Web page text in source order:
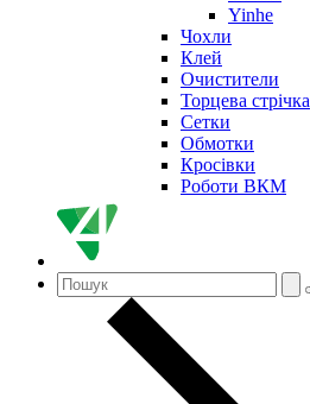
Yinhe
Чохли
Клей
Очистители
Торцева стрічка
Сетки
Обмотки
Кросівки
Роботи ВКМ